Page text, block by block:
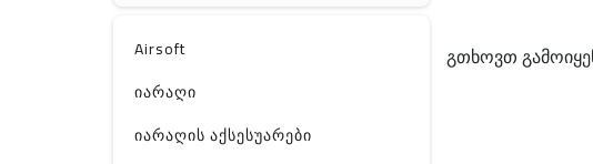
Airsoft
იარაღი
იარაღის აქსესუარები
გთხოვთ